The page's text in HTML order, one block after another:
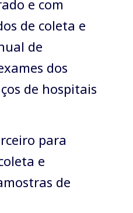
e com
de coleta e
de
dos
de hospitais
para
e
de